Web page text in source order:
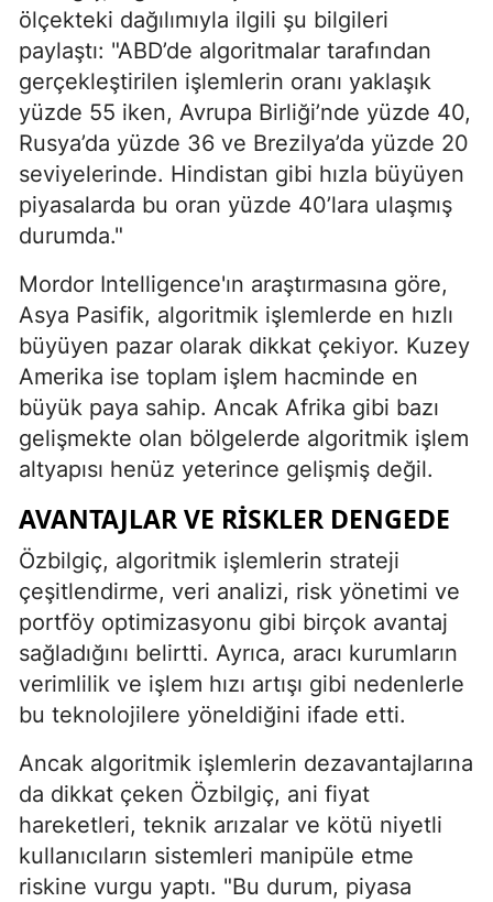
ölçekteki dağılımıyla ilgili şu bilgileri
paylaştı: "ABD’de algoritmalar tarafından
gerçekleştirilen işlemlerin oranı yaklaşık
yüzde 55 iken, Avrupa Birliği’nde yüzde 40,
Rusya’da yüzde 36 ve Brezilya’da yüzde 20
seviyelerinde. Hindistan gibi hızla büyüyen
piyasalarda bu oran yüzde 40’lara ulaşmış
durumda."
Mordor Intelligence'ın araştırmasına göre,
Asya Pasifik, algoritmik işlemlerde en hızlı
büyüyen pazar olarak dikkat çekiyor. Kuzey
Amerika ise toplam işlem hacminde en
büyük paya sahip. Ancak Afrika gibi bazı
gelişmekte olan bölgelerde algoritmik işlem
altyapısı henüz yeterince gelişmiş değil.
AVANTAJLAR VE RISKLER DENGEDE
Özbilgiç, algoritmik işlemlerin strateji
çeşitlendirme, veri analizi, risk yönetimi ve
portföy optimizasyonu gibi birçok avantaj
sağladığını belirtti. Ayrıca, aracı kurumların
verimlilik ve işlem hızı artışı gibi nedenlerle
bu teknolojilere yöneldiğini ifade etti.
Ancak algoritmik işlemlerin dezavantajlarına
da dikkat çeken Özbilgiç, ani fiyat
hareketleri, teknik arızalar ve kötü niyetli
kullanıcıların sistemleri manipüle etme
riskine vurgu yaptı. "Bu durum, piyasa